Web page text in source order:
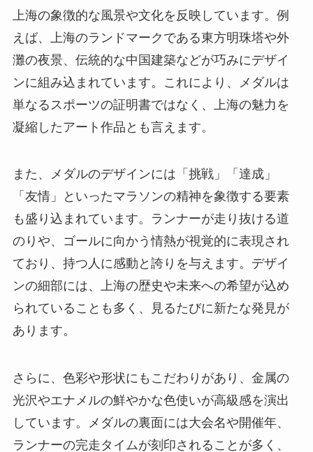
上海の象徴的な風景や文化を反映しています。例
えば、上海のランドマークである東方明珠塔や外
灘の夜景、伝統的な中国建築などが巧みにデザイ
ンに組み込まれています。これにより、メダルは
単なるスポーツの証明書ではなく、上海の魅力を
凝縮したアート作品とも言えます。
また、メダルのデザインには「挑戦」「達成」
「友情」といったマラソンの精神を象徴する要素
も盛り込まれています。ランナーが走り抜ける道
のりや、ゴールに向かう情熱が視覚的に表現され
ており、持つ人に感動と誇りを与えます。デザイ
ンの細部には、上海の歴史や未来への希望が込め
られていることも多く、見るたびに新たな発見が
あります。
さらに、色彩や形状にもこだわりがあり、金属の
光沢やエナメルの鮮やかな色使いが高級感を演出
しています。メダルの裏面には大会名や開催年、
ランナーの完走タイムが刻印されることが多く、